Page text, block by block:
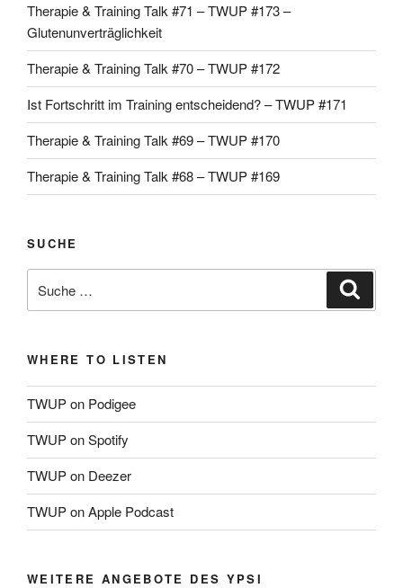
Therapie & Training Talk #71 – TWUP #173 –
Glutenunverträglichkeit
Therapie & Training Talk #70 – TWUP #172
Ist Fortschritt im Training entscheidend? – TWUP #171
Therapie & Training Talk #69 – TWUP #170
Therapie & Training Talk #68 – TWUP #169
SUCHE
nach:
WHERE TO LISTEN
TWUP on Podigee
TWUP on Spotify
TWUP on Deezer
TWUP on Apple Podcast
WEITERE ANGEBOTE DES YPSI